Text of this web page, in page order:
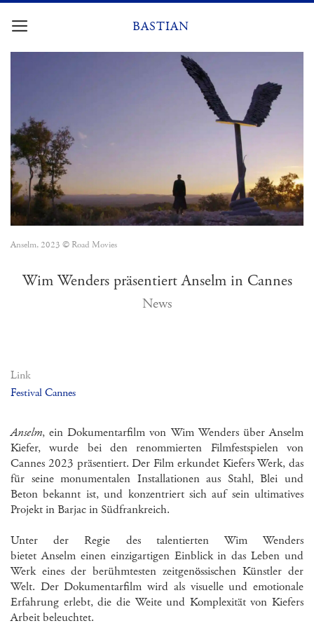
Zum
Inhalt
BASTIAN
Anselm, 2023 © Road Movies
Wim Wenders präsentiert Anselm in Cannes
News
Link
Festival Cannes
Anselm, ein Dokumentarfilm von Wim Wenders über Anselm
Kiefer, wurde bei den renommierten Filmfestspielen von
Cannes 2023 präsentiert. Der Film erkundet Kiefers Werk, das
für seine monumentalen Installationen aus Stahl, Blei und
Beton bekannt ist, und konzentriert sich auf sein ultimatives
Projekt in Barjac in Südfrankreich.
Unter der Regie des talentierten Wim Wenders
bietet Anselm einen einzigartigen Einblick in das Leben und
Werk eines der berühmtesten zeitgenössischen Künstler der
Welt. Der Dokumentarfilm wird als visuelle und emotionale
Erfahrung erlebt, die die Weite und Komplexität von Kiefers
Arbeit beleuchtet.